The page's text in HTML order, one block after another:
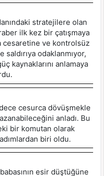
stratejilere olan
ilk kez bir çatışmaya
cesaretine ve kontrolsüz
odaklanmıyor,
kaynaklarını anlamaya
cesurca dövüşmekle
anladı. Bu
bir komutan olarak
biri oldu.
esir düştüğüne